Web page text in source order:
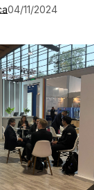
04/11/2024